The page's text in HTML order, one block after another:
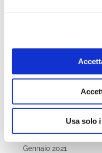
Usa solo
Aprile 2021
Febbraio 2021
Gennaio 2021